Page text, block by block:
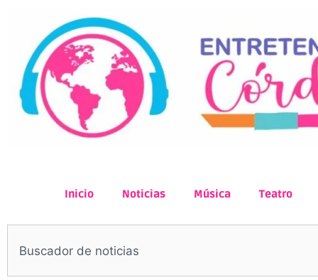
Inicio Noticias Música Teatro